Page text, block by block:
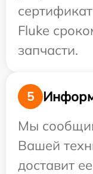
Fluke
запчасти.
5
Мы
Вашей
доставит